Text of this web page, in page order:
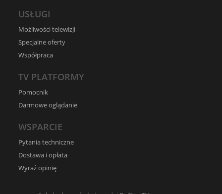
USŁUGI
Możliwości telewizji
Specjalne oferty
Współpraca
TV PLATFORMY
Pomocnik
Darmowe oglądanie
WSPARCIE
Pytania techniczne
Dostawa i opłata
Wyraź opinię